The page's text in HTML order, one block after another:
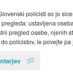
policisti so jo
ustavljena
pregled osebe, njenih
policistov, le povejte